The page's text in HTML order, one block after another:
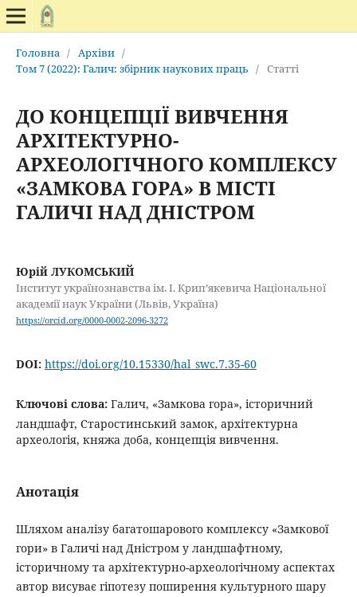
Головна / Архіви /
Том 7 (2022): Галич: збірник наукових праць / Статті
ДО КОНЦЕПЦІЇ ВИВЧЕННЯ
АРХІТЕКТУРНО-
АРХЕОЛОГІЧНОГО КОМПЛЕКСУ
«ЗАМКОВА ГОРА» В МІСТІ
ГАЛИЧІ НАД ДНІСТРОМ
Юрій ЛУКОМСЬКИЙ
Інститут українознавства ім. І. Крип’якевича Національної
академії наук України (Львів, Україна)
https://orcid.org/0000-0002-2096-3272
DOI: https://doi.org/10.15330/hal_swc.7.35-60
Ключові слова: Галич, «Замкова гора», історичний
ландшафт, Старостинський замок, архітектурна
археологія, княжа доба, концепція вивчення.
Анотація
Шляхом аналізу багатошарового комплексу «Замкової
гори» в Галичі над Дністром у ландшафтному,
історичному та архітектурно-археологічному аспектах
автор висуває гіпотезу поширення культурного шару